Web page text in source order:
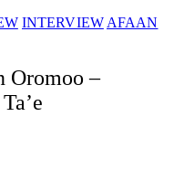
INTERVIEW AFAAN
Oromoo –